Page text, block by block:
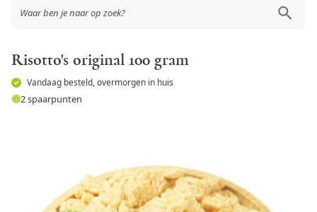
Risotto's original 100 gram
Vandaag besteld, overmorgen in huis
2 spaarpunten